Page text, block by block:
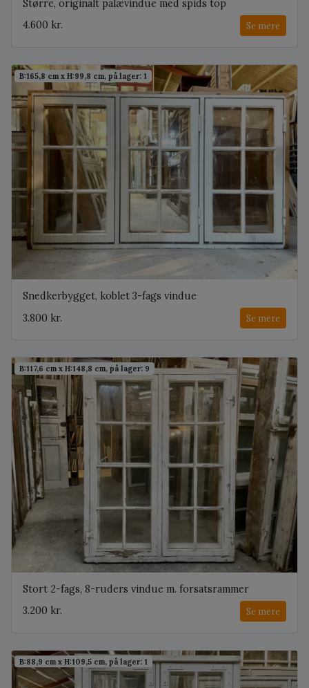
Større, originalt palævindue med spids top
4.600 kr.
Se mere
B:165,8 cm x H:99,8 cm, på lager: 1
Snedkerbygget, koblet 3-fags vindue
3.800 kr.
Se mere
B:117,6 cm x H:148,8 cm, på lager: 9
Stort 2-fags, 8-ruders vindue m. forsatsrammer
3.200 kr.
Se mere
B:88,9 cm x H:109,5 cm, på lager: 1